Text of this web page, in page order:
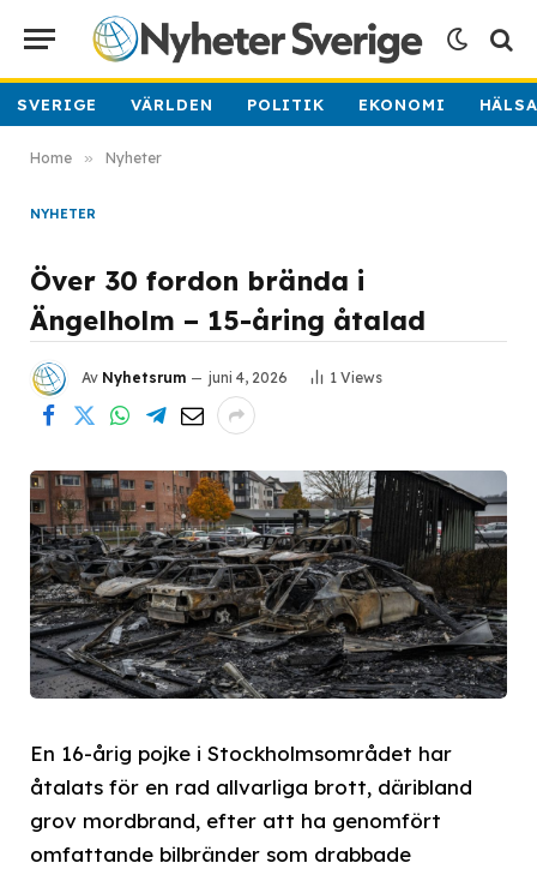
SVERIGE VÄRLDEN POLITIK EKONOMI
Home » Nyheter
NYHETER
Över 30 fordon brända i
Ängelholm – 15-åring åtalad
Av Nyhetsrum juni 4, 2026 1 Views
En 16-årig pojke i Stockholmsområdet har
åtalats för en rad allvarliga brott, däribland
grov mordbrand, efter att ha genomfört
omfattande bilbränder som drabbade